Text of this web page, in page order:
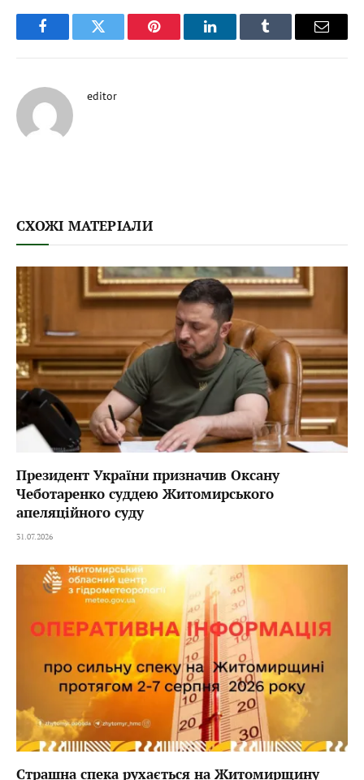
FacebookTwitter Pinterest LinkedInTumblr Email
editor
СХОЖІ МАТЕРІАЛИ
Президент України призначив Оксану
Чеботаренко суддею Житомирського
апеляційного суду
31.07.2026
Страшна спека рухається на Житомирщину